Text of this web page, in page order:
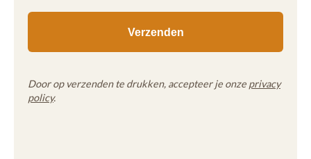
Door op verzenden te drukken, accepteer je onze privacy
policy.